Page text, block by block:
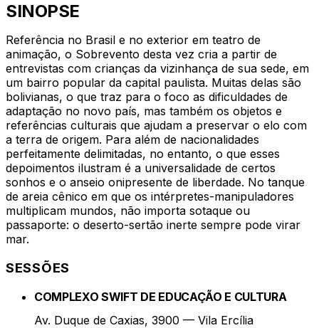
SINOPSE
Referência no Brasil e no exterior em teatro de
animação, o Sobrevento desta vez cria a partir de
entrevistas com crianças da vizinhança de sua sede, em
um bairro popular da capital paulista. Muitas delas são
bolivianas, o que traz para o foco as dificuldades de
adaptação no novo país, mas também os objetos e
referências culturais que ajudam a preservar o elo com
a terra de origem. Para além de nacionalidades
perfeitamente delimitadas, no entanto, o que esses
depoimentos ilustram é a universalidade de certos
sonhos e o anseio onipresente de liberdade. No tanque
de areia cênico em que os intérpretes-manipuladores
multiplicam mundos, não importa sotaque ou
passaporte: o deserto-sertão inerte sempre pode virar
mar.
SESSÕES
COMPLEXO SWIFT DE EDUCAÇÃO E CULTURA
Av. Duque de Caxias, 3900 — Vila Ercília